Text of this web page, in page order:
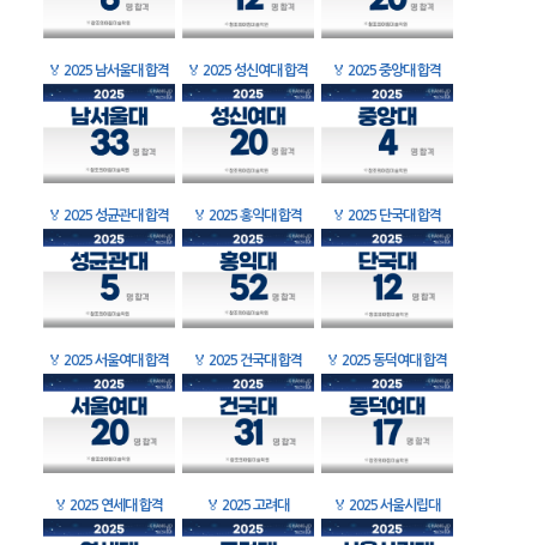
🏅 2025 남서울대 합격 🏅 2025 성신여대 합격 🏅 2025 중앙대 합격
🏅 2025 성균관대 합격 🏅 2025 홍익대 합격 🏅 2025 단국대 합격
🏅 2025 서울여대 합격 🏅 2025 건국대 합격 🏅 2025 동덕여대 합격
🏅 2025 연세대 합격 🏅 2025 고려대 🏅 2025 서울시립대